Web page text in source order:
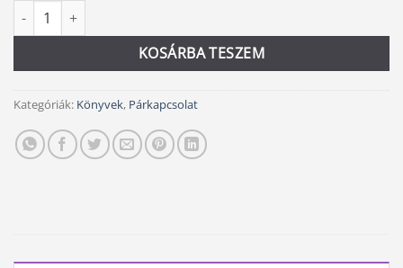
2
500 Ft.
2
400 Ft.
Nyerő páros mennyiség
KOSÁRBA TESZEM
Alternative:
Kategóriák: Könyvek, Párkapcsolat